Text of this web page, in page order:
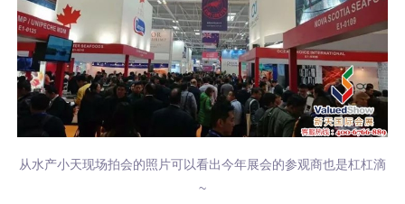
从水产小天现场拍会的照片可以看出今年展会的参观商也是杠杠滴
~